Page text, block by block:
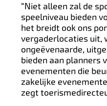
“Niet alleen zal de
speelniveau bieden
het breidt ook ons
vergaderlocaties uit,
ongeëvenaarde,
bieden aan planners
evenementen die
zakelijke
zegt